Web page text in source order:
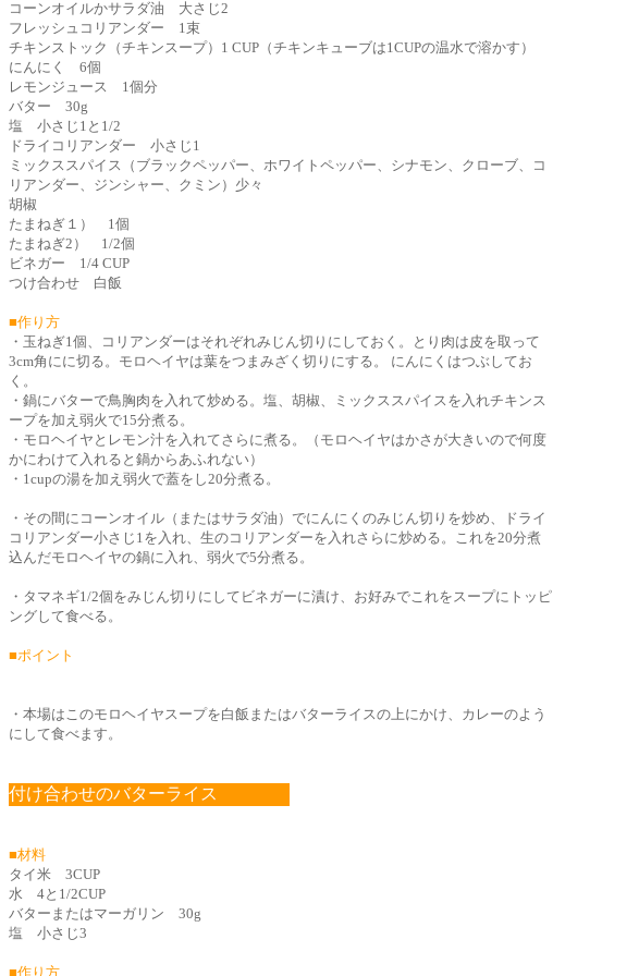
コーンオイルかサラダ油 大さじ2
フレッシュコリアンダー 1束
チキンストック（チキンスープ）1 CUP（チキンキューブは1CUPの温水で溶かす）
にんにく 6個
レモンジュース 1個分
バター 30g
塩 小さじ1と1/2
ドライコリアンダー 小さじ1
ミックススパイス（ブラックペッパー、ホワイトペッパー、シナモン、クローブ、コ
リアンダー、ジンシャー、クミン）少々
胡椒
たまねぎ１） 1個
たまねぎ2） 1/2個
ビネガー 1/4 CUP
つけ合わせ 白飯
■作り方
・玉ねぎ1個、コリアンダーはそれぞれみじん切りにしておく。とり肉は皮を取って
3cm角にに切る。モロヘイヤは葉をつまみざく切りにする。 にんにくはつぶしてお
く。
・鍋にバターで鳥胸肉を入れて炒める。塩、胡椒、ミックススパイスを入れチキンス
ープを加え弱火で15分煮る。
・モロヘイヤとレモン汁を入れてさらに煮る。（モロヘイヤはかさが大きいので何度
かにわけて入れると鍋からあふれない）
・1cupの湯を加え弱火で蓋をし20分煮る。
・その間にコーンオイル（またはサラダ油）でにんにくのみじん切りを炒め、ドライ
コリアンダー小さじ1を入れ、生のコリアンダーを入れさらに炒める。これを20分煮
込んだモロヘイヤの鍋に入れ、弱火で5分煮る。
・タマネギ1/2個をみじん切りにしてビネガーに漬け、お好みでこれをスープにトッピ
ングして食べる。
■ポイント
・本場はこのモロヘイヤスープを白飯またはバターライスの上にかけ、カレーのよう
にして食べます。
付け合わせのバターライス
■材料
タイ米 3CUP
水 4と1/2CUP
バターまたはマーガリン 30g
塩 小さじ3
■作り方